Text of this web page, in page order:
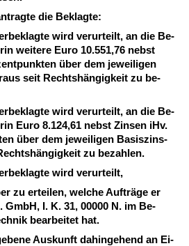
die Be­klag­te:
wird ver­ur­teilt, an die Be­
wei­te­re Eu­ro 10.551,76 nebst
über dem je­wei­li­gen
seit Rechtshängig­keit zu be­
wird ver­ur­teilt, an die Be­
Eu­ro 8.124,61 nebst Zin­sen iHv.
über dem je­wei­li­gen Ba­sis­zins­
zu be­zah­len.
wird ver­ur­teilt,
zu er­tei­len, wel­che Auf­träge er
GmbH, I. K. 31, 00000 N. im Be­
be­ar­bei­tet hat.
Aus­kunft da­hin­ge­hend an Ei­